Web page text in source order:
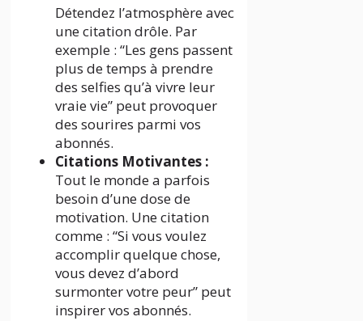
Détendez l’atmosphère avec
une citation drôle. Par
exemple : “Les gens passent
plus de temps à prendre
des selfies qu’à vivre leur
vraie vie” peut provoquer
des sourires parmi vos
abonnés.
Citations Motivantes :
Tout le monde a parfois
besoin d’une dose de
motivation. Une citation
comme : “Si vous voulez
accomplir quelque chose,
vous devez d’abord
surmonter votre peur” peut
inspirer vos abonnés.